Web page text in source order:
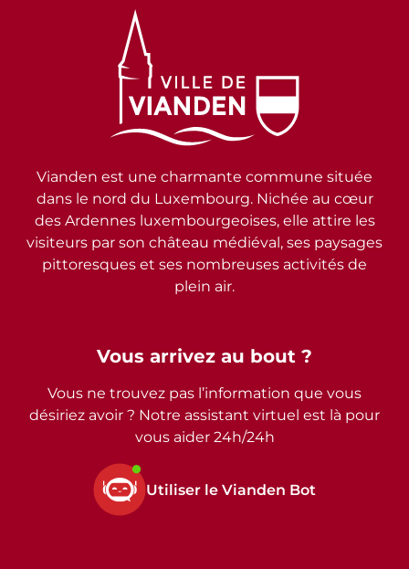
Vous arrivez au bout ?
Vous ne trouvez pas l’information que vous
désiriez avoir ? Notre assistant virtuel est là pour
vous aider 24h/24h
Utiliser le Vianden Bot
Vianden est une charmante commune située
dans le nord du Luxembourg. Nichée au cœur
des Ardennes luxembourgeoises, elle attire les
visiteurs par son château médiéval, ses paysages
pittoresques et ses nombreuses activités de
plein air.